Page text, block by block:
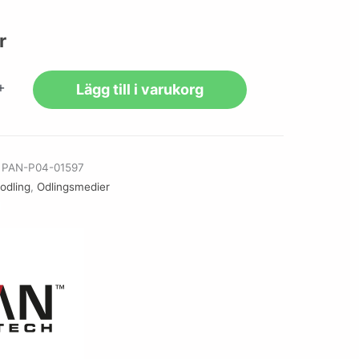
Lägg till i varukorg
PAN-P04-01597
, Odlingsmedier